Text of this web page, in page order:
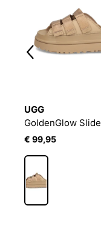
UGG
GoldenGlow Slide
€ 99,95